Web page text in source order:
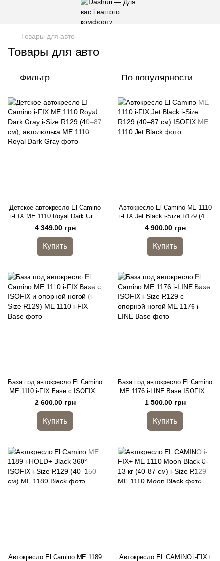
Товары для авто
Товары для авто
Фильтр По популярности
Детское автокресло El Camino
i-FIX ME 1110 Royal Dark Gray
i-Size R129 (40–87 см),
автолюлька
4 349.00 грн
Купить
Автокресло El Camino ME 1110
i-FIX Jet Black i-Size R129 (40–
87 см) ISOFIX
4 900.00 грн
Купить
База под автокресло El Camino
ME 1110 i-FIX Base с ISOFIX и
опорной ногой (i-Size R129)
2 600.00 грн
Купить
База под автокресло El Camino
ME 1176 i-LINE Base ISOFIX i-
Size R129 с опорной ногой
1 500.00 грн
Купить
Автокресло El Camino ME 1189
Автокресло EL CAMINO i-FIX+